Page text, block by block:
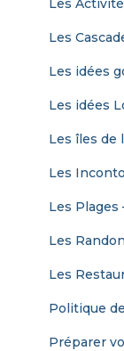
Les
Les
Les idées
Les idées
Les îles de
Les
Les Plages
Les
Les
Politique
Préparer